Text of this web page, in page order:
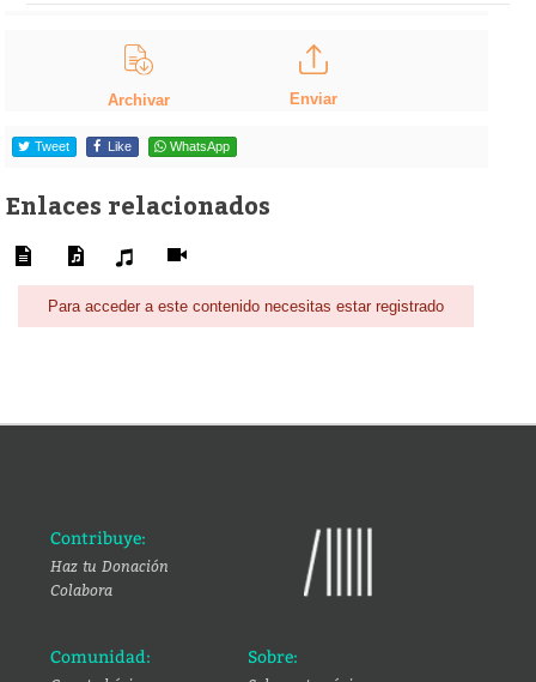
Archivar Enviar
Tweet Like WhatsApp
Enlaces relacionados
Para acceder a este contenido necesitas estar registrado
Contribuye:
Haz tu Donación
Colabora
Comunidad: Sobre: